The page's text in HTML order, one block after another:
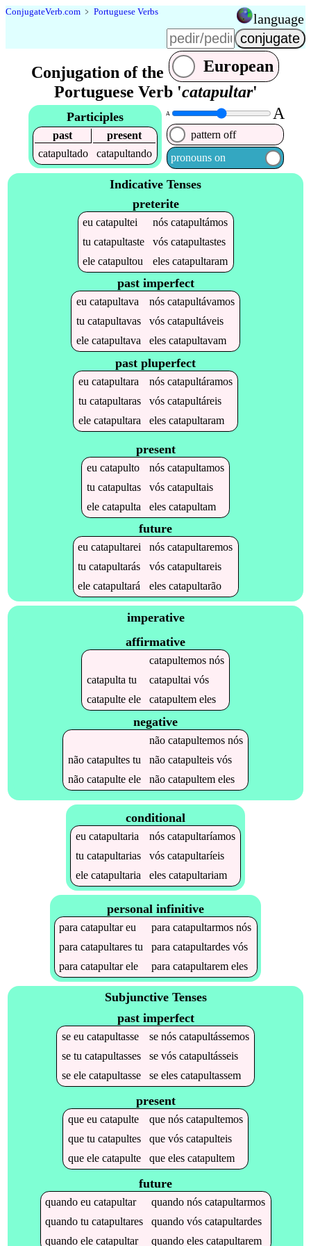
ConjugateVerb.com ﹥ Portuguese Verbs language
Conjugation of the
European
Portuguese Verb 'catapultar'
Participles
past
present
catapultado
catapultando
A A
pattern off
pronouns on
Indicative Tenses
preterite
eucatapultei nóscatapultámos
tucatapultaste vóscatapultastes
elecatapultou elescatapultaram
past imperfect
eu catapultava nós catapultávamos
tu catapultavas vós catapultáveis
ele catapultava eles catapultavam
past pluperfect
eu catapultara nós catapultáramos
tu catapultaras vós catapultáreis
ele catapultara eles catapultaram
present
eu catapulto nós catapultamos
tu catapultas vós catapultais
ele catapulta eles catapultam
future
eucatapultarei nóscatapultaremos
tucatapultarás vóscatapultareis
elecatapultará elescatapultarão
imperative
affirmative
catapultemosnós
catapulta tu catapultai vós
catapulteele catapultemeles
negative
não catapultemosnós
não catapultestu não catapulteisvós
não catapulteele não catapultemeles
conditional
eu catapultaria nós catapultaríamos
tu catapultarias vós catapultaríeis
ele catapultaria eles catapultariam
personal infinitive
paracatapultareu paracatapultarmos nós
paracatapultares tu paracatapultardes vós
paracatapultarele paracatapultarem eles
Subjunctive Tenses
past imperfect
se eu catapultasse se nós catapultássemos
se tu catapultasses se vós catapultásseis
se ele catapultasse se eles catapultassem
present
que eu catapulte que nós catapultemos
que tu catapultes que vós catapulteis
que ele catapulte que eles catapultem
future
quandoeucatapultar quandonóscatapultarmos
quandotucatapultares quandovóscatapultardes
quandoelecatapultar quandoelescatapultarem